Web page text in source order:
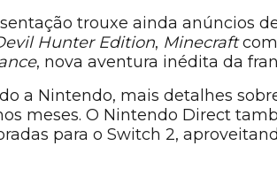
trouxe ainda anúncios
Hunter Edition, Minecraftcom
, nova aventura inédita da
a Nintendo, mais detalhes
meses. O Nintendo Direct
para o Switch 2,